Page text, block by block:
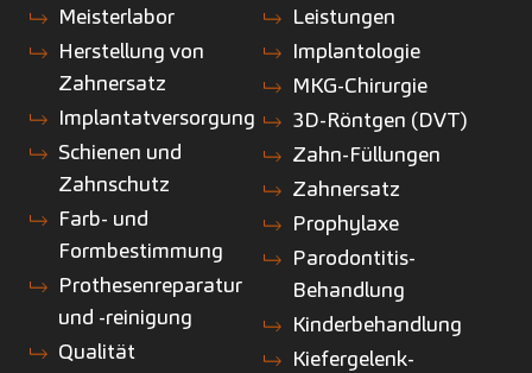
Meisterlabor
Herstellung von
Zahnersatz
Implantatversorgung
Schienen und
Zahnschutz
Farb- und
Formbestimmung
Prothesenreparatur
und -reinigung
Qualität
Leistungen
Implantologie
MKG-Chirurgie
3D-Röntgen (DVT)
Zahn-Füllungen
Zahnersatz
Prophylaxe
Parodontitis-
Behandlung
Kinderbehandlung
Kiefergelenk-